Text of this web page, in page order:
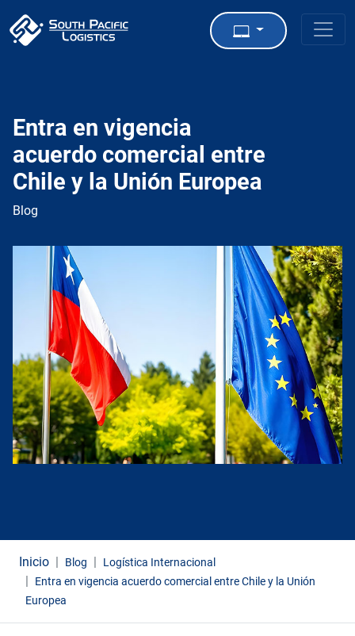
Entra en vigencia
acuerdo comercial entre
Chile y la Unión Europea
Blog
Inicio Blog
Logística Internacional
Entra en vigencia acuerdo comercial entre Chile y la Unión
Europea